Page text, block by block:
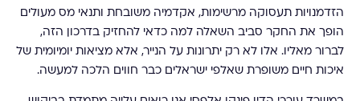
הזדמנויות תעסוקה מרשימות, אקדמיה משובחת ותנאי מס מעולים
הופך את החקר סביב השאלה למה כדאי להחזיק בדרכון הזה,
לברור מאליו. אלו לא רק יתרונות על הנייר, אלא מציאות יומיומית של
איכות חיים משופרת שאלפי ישראלים כבר חווים הלכה למעשה.